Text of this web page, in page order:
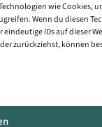
wie Cookies,
Wenn du diesen
IDs auf dieser
zurückziehst, können